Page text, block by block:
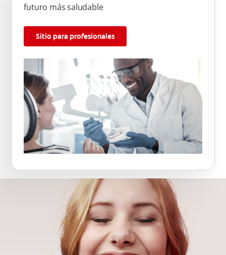
futuro más saludable
Sitio para profesionales